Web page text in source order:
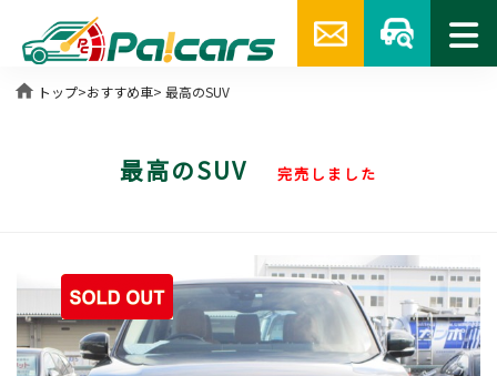
home トップ>おすすめ車> 最高のSUV
最高のSUV 完売しました